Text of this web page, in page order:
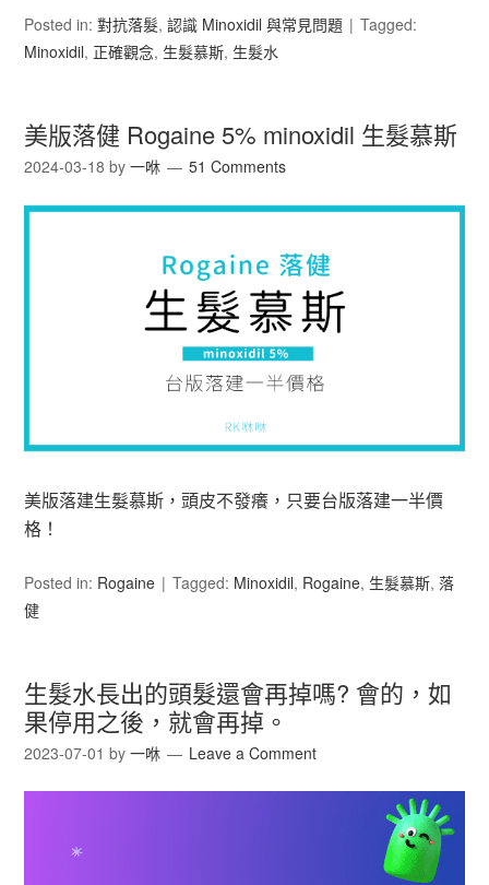
Posted in:對抗落髮,認識 Minoxidil 與常見問題
Tagged:
Minoxidil, 正確觀念, 生髮慕斯, 生髮水
美版落健 Rogaine 5% minoxidil 生髮慕斯
2024-03-18 by一咻 51 Comments
美版落建生髮慕斯，頭皮不發癢，只要台版落建一半價
格！
Posted in: Rogaine Tagged: Minoxidil, Rogaine, 生髮慕斯,落
健
生髮水長出的頭髮還會再掉嗎? 會的，如
果停用之後，就會再掉。
2023-07-01 by一咻 Leave a Comment